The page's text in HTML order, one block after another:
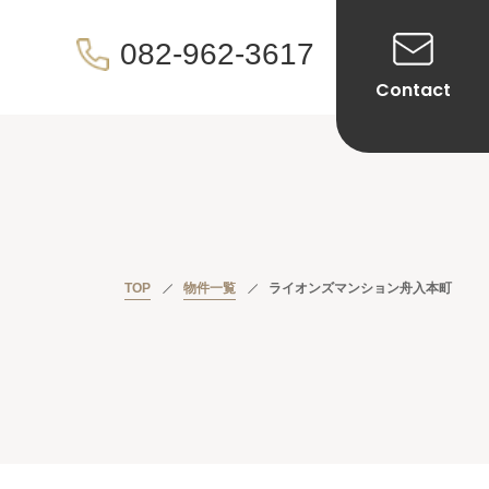
082-962-3617
Contact
TOP 物件一覧 ライオンズマンション舟入本町